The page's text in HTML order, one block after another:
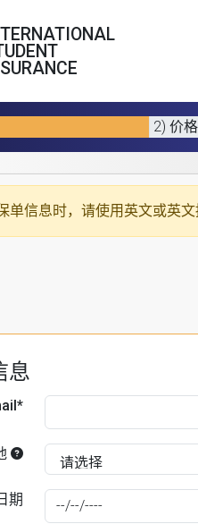
2) 价格
单信息时，请使用 英文或英
息
期